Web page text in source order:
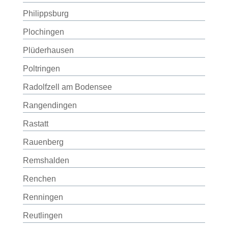
Philippsburg
Plochingen
Plüderhausen
Poltringen
Radolfzell am Bodensee
Rangendingen
Rastatt
Rauenberg
Remshalden
Renchen
Renningen
Reutlingen